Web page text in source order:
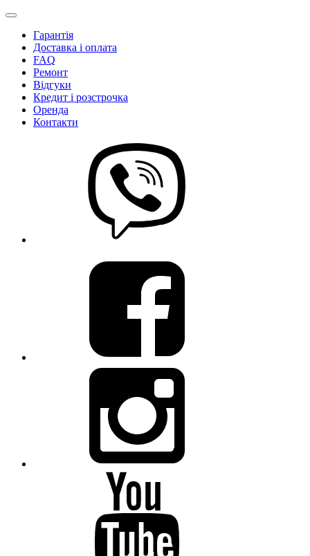
Гарантія
Доставка і оплата
FAQ
Ремонт
Відгуки
Кредит і розстрочка
Оренда
Контакти